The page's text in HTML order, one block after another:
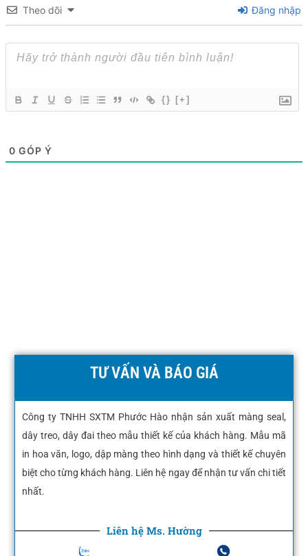
Theo dõi Đăng nhập
{} [+]
0 GÓP Ý
TƯ VẤN VÀ BÁO GIÁ
Công ty TNHH SXTM Phước Hào nhận sản xuất màng seal,
dây treo, dây đai theo mẫu thiết kế của khách hàng. Mẫu mã
in hoa văn, logo, dập màng theo hình dạng và thiết kế chuyên
biệt cho từng khách hàng. Liên hệ ngay để nhận tư vấn chi tiết
nhất.
Liên hệ Ms. Hường